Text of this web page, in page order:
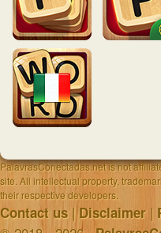
PalavrasConectadas.net is not
site. All intellectual property,
their respective developers.
Contact us|Disclaimer |